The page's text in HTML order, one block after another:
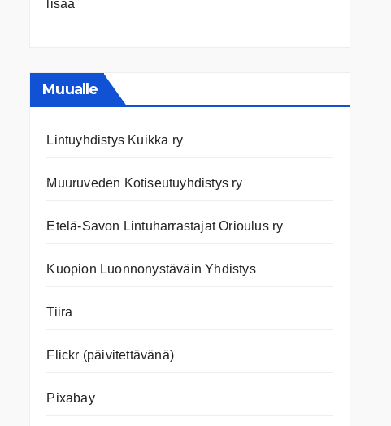
lisää
nettilähteitä
Muualle
Lintuyhdistys Kuikka ry
Muuruveden Kotiseutuyhdistys ry
Etelä-Savon Lintuharrastajat Orioulus ry
Kuopion Luonnonystäväin Yhdistys
Tiira
Flickr (päivitettävänä)
Pixabay